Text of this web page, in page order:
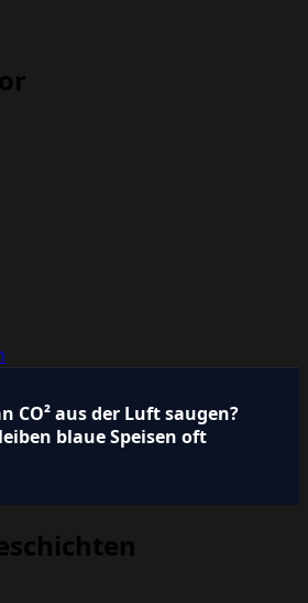
CO² aus der Luft saugen?
blaue Speisen oft